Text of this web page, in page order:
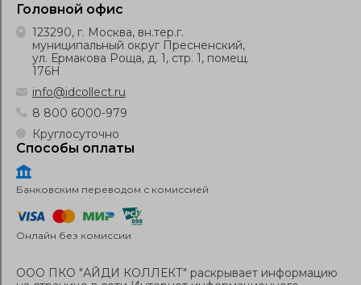
Головной офис
123290, г. Москва, вн.тер.г.
муниципальный округ Пресненский,
ул. Ермакова Роща, д. 1, стр. 1, помещ.
176Н
info@idcollect.ru
8 800 6000-979
Круглосуточно
Способы оплаты
Банковским переводом с комиссией
Онлайн без комиссии
ООО ПКО "АЙДИ КОЛЛЕКТ" раскрывает информацию